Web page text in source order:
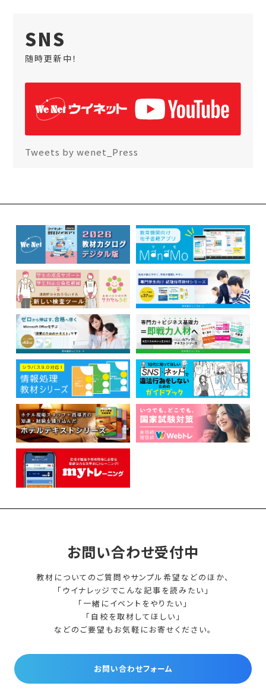
SNS
随時更新中！
Tweets by wenet_Press
お問い合わせ受付中
教材についてのご質問やサンプル希望などのほか、
「ウイナレッジでこんな記事を読みたい」
「一緒にイベントをやりたい」
「自校を取材してほしい」
などのご要望もお気軽にお寄せください。
お問い合わせフォーム